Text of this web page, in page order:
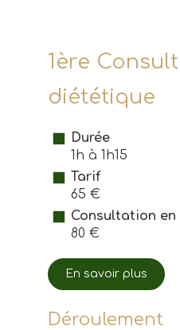
1ère
diététique
Durée
1h à 1h15
Tarif
65 €
Consultation en
80 €
En savoir plus
Déroulement